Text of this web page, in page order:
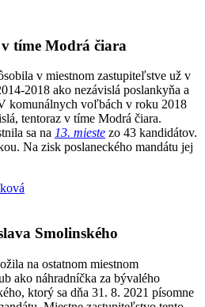
tíme Modrá čiara
v miestnom zastupiteľstve už v
2018 ako nezávislá poslankyňa a
komunálnych voľbách v roku 2018
tentoraz v tíme Modrá čiara.
sa na 13. mieste zo 43 kandidátov.
Na zisk poslaneckého mandátu jej
Smolinského
na ostatnom miestnom
ako náhradníčka za bývalého
ktorý sa dňa 31. 8. 2021 písomne